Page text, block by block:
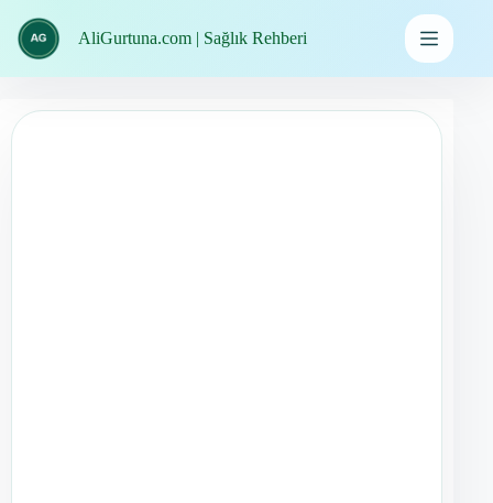
geç
AliGurtuna.com | Sağlık Rehberi